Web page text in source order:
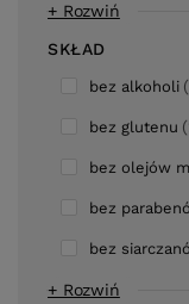
+ Rozwiń
SKŁAD
bez alkoholi
bez glutenu
bez olejów
bez
bez
+ Rozwiń